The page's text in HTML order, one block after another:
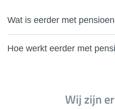
Wat is eerder met
Hoe werkt eerder met
Wij zijn